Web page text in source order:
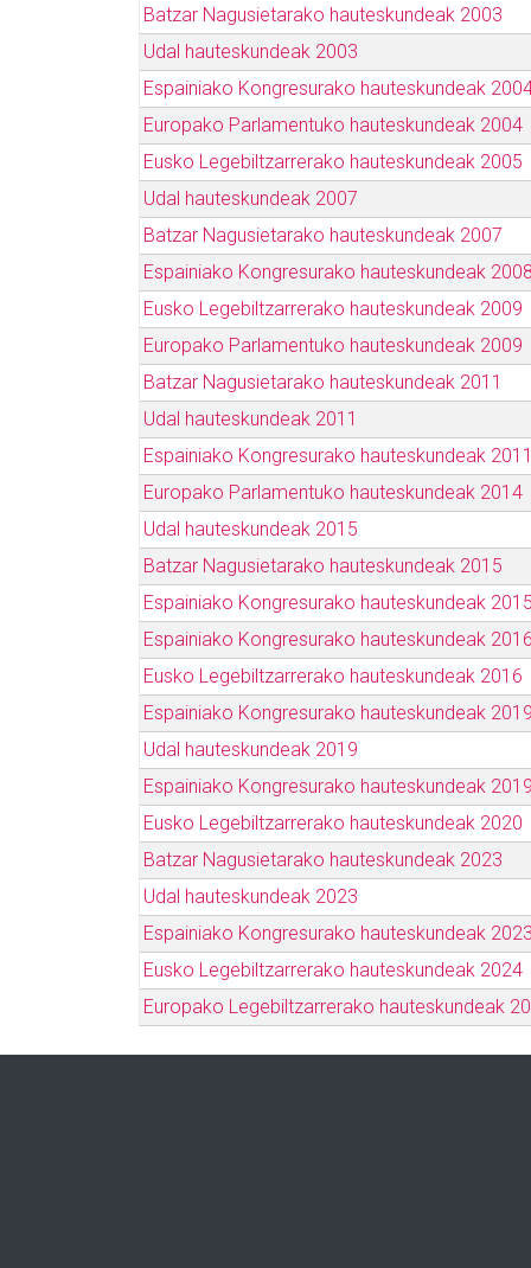
Batzar Nagusietarako hauteskundeak 2003
Udal hauteskundeak 2003
Espainiako Kongresurako hauteskundeak
Europako Parlamentuko hauteskundeak 2004
Eusko Legebiltzarrerako hauteskundeak 2005
Udal hauteskundeak 2007
Batzar Nagusietarako hauteskundeak 2007
Espainiako Kongresurako hauteskundeak 2008
Eusko Legebiltzarrerako hauteskundeak 2009
Europako Parlamentuko hauteskundeak 2009
Batzar Nagusietarako hauteskundeak 2011
Udal hauteskundeak 2011
Espainiako Kongresurako hauteskundeak 2011
Europako Parlamentuko hauteskundeak 2014
Udal hauteskundeak 2015
Batzar Nagusietarako hauteskundeak 2015
Espainiako Kongresurako hauteskundeak 2015
Espainiako Kongresurako hauteskundeak 2016
Eusko Legebiltzarrerako hauteskundeak 2016
Espainiako Kongresurako hauteskundeak
Udal hauteskundeak 2019
Espainiako Kongresurako hauteskundeak
Eusko Legebiltzarrerako hauteskundeak 2020
Batzar Nagusietarako hauteskundeak 2023
Udal hauteskundeak 2023
Espainiako Kongresurako hauteskundeak 2023
Eusko Legebiltzarrerako hauteskundeak 2024
Europako Legebiltzarrerako hauteskundeak